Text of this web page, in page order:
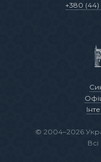
+380 (44)
© 2004–2026